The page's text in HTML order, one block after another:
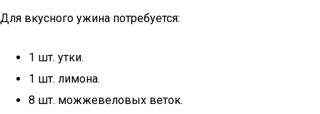
Для вкусного ужина потребуется:
1 шт. утки.
1 шт. лимона.
8 шт. можжевеловых веток.